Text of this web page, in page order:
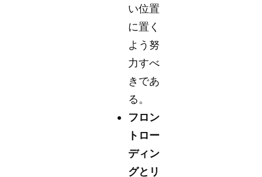
い位置
に置く
よう努
力すべ
きであ
る。
フロン
トロー
ディン
グとリ